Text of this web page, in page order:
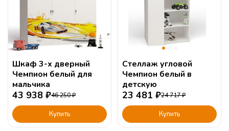
Шкаф 3-х дверный
Чемпион белый для
мальчика
43 938 ₽46 250₽
Купить
Стеллаж угловой
Чемпион белый в
детскую
23 481 ₽24 717₽
Купить